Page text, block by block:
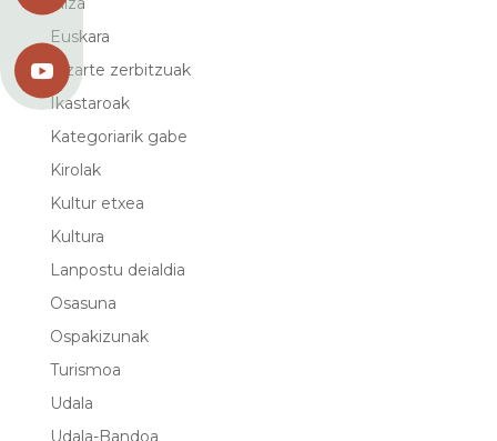

Euskara
Gizarte zerbitzuak
Ikastaroak
Kategoriarik gabe
Kirolak
Kultur etxea
Kultura
Lanpostu deialdia
Osasuna
Ospakizunak
Turismoa
Udala
Udala-Bandoa